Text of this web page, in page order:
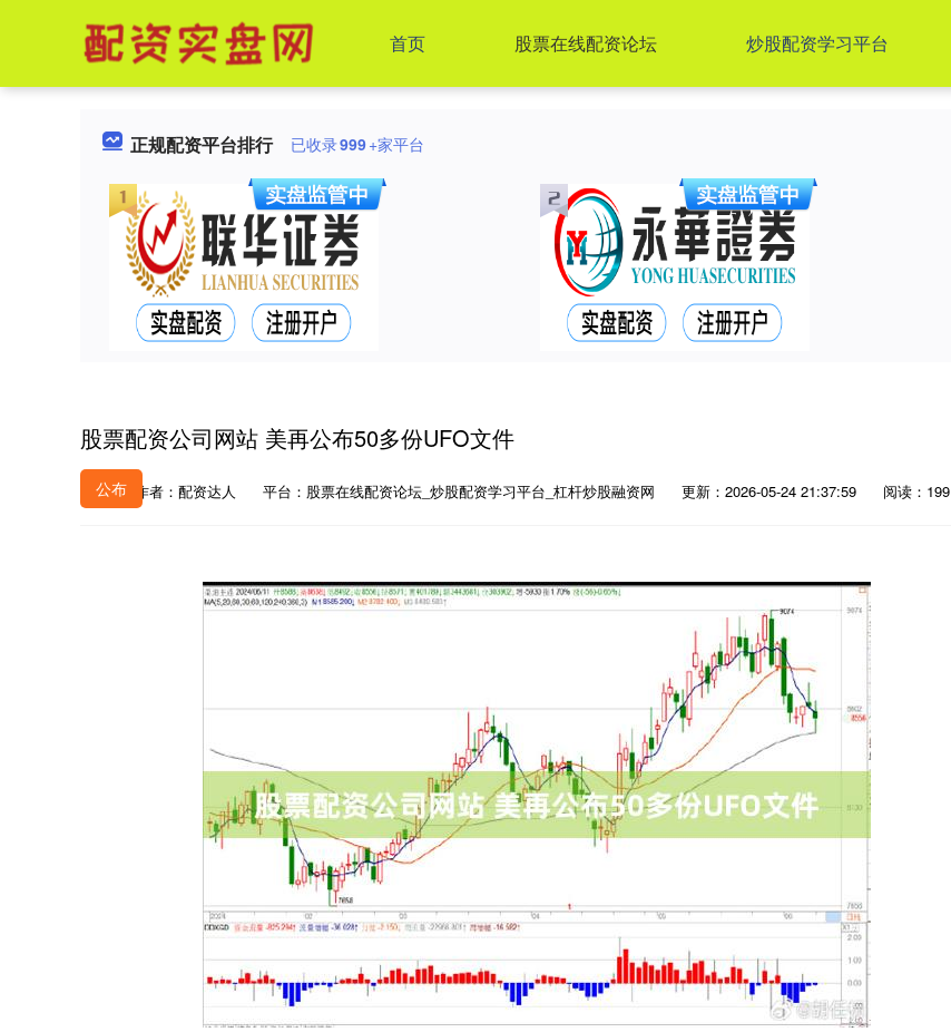
首页 股票在线配资论坛 炒股配资学习平台
正规配资平台排行 已收录999+家平台
股票配资公司网站 美再公布50多份UFO文件
公布 作者：配资达人 平台：股票在线配资论坛_炒股配资学习平台_杠杆炒股融资网 更新：2026-05-24 21:37:59 阅读：199